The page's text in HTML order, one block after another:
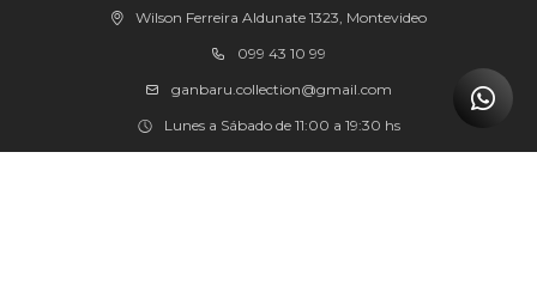
Wilson Ferreira Aldunate 1323, Montevideo
099 43 10 99
ganbaru.collection@gmail.com
Lunes a Sábado de 11:00 a 19:30 hs